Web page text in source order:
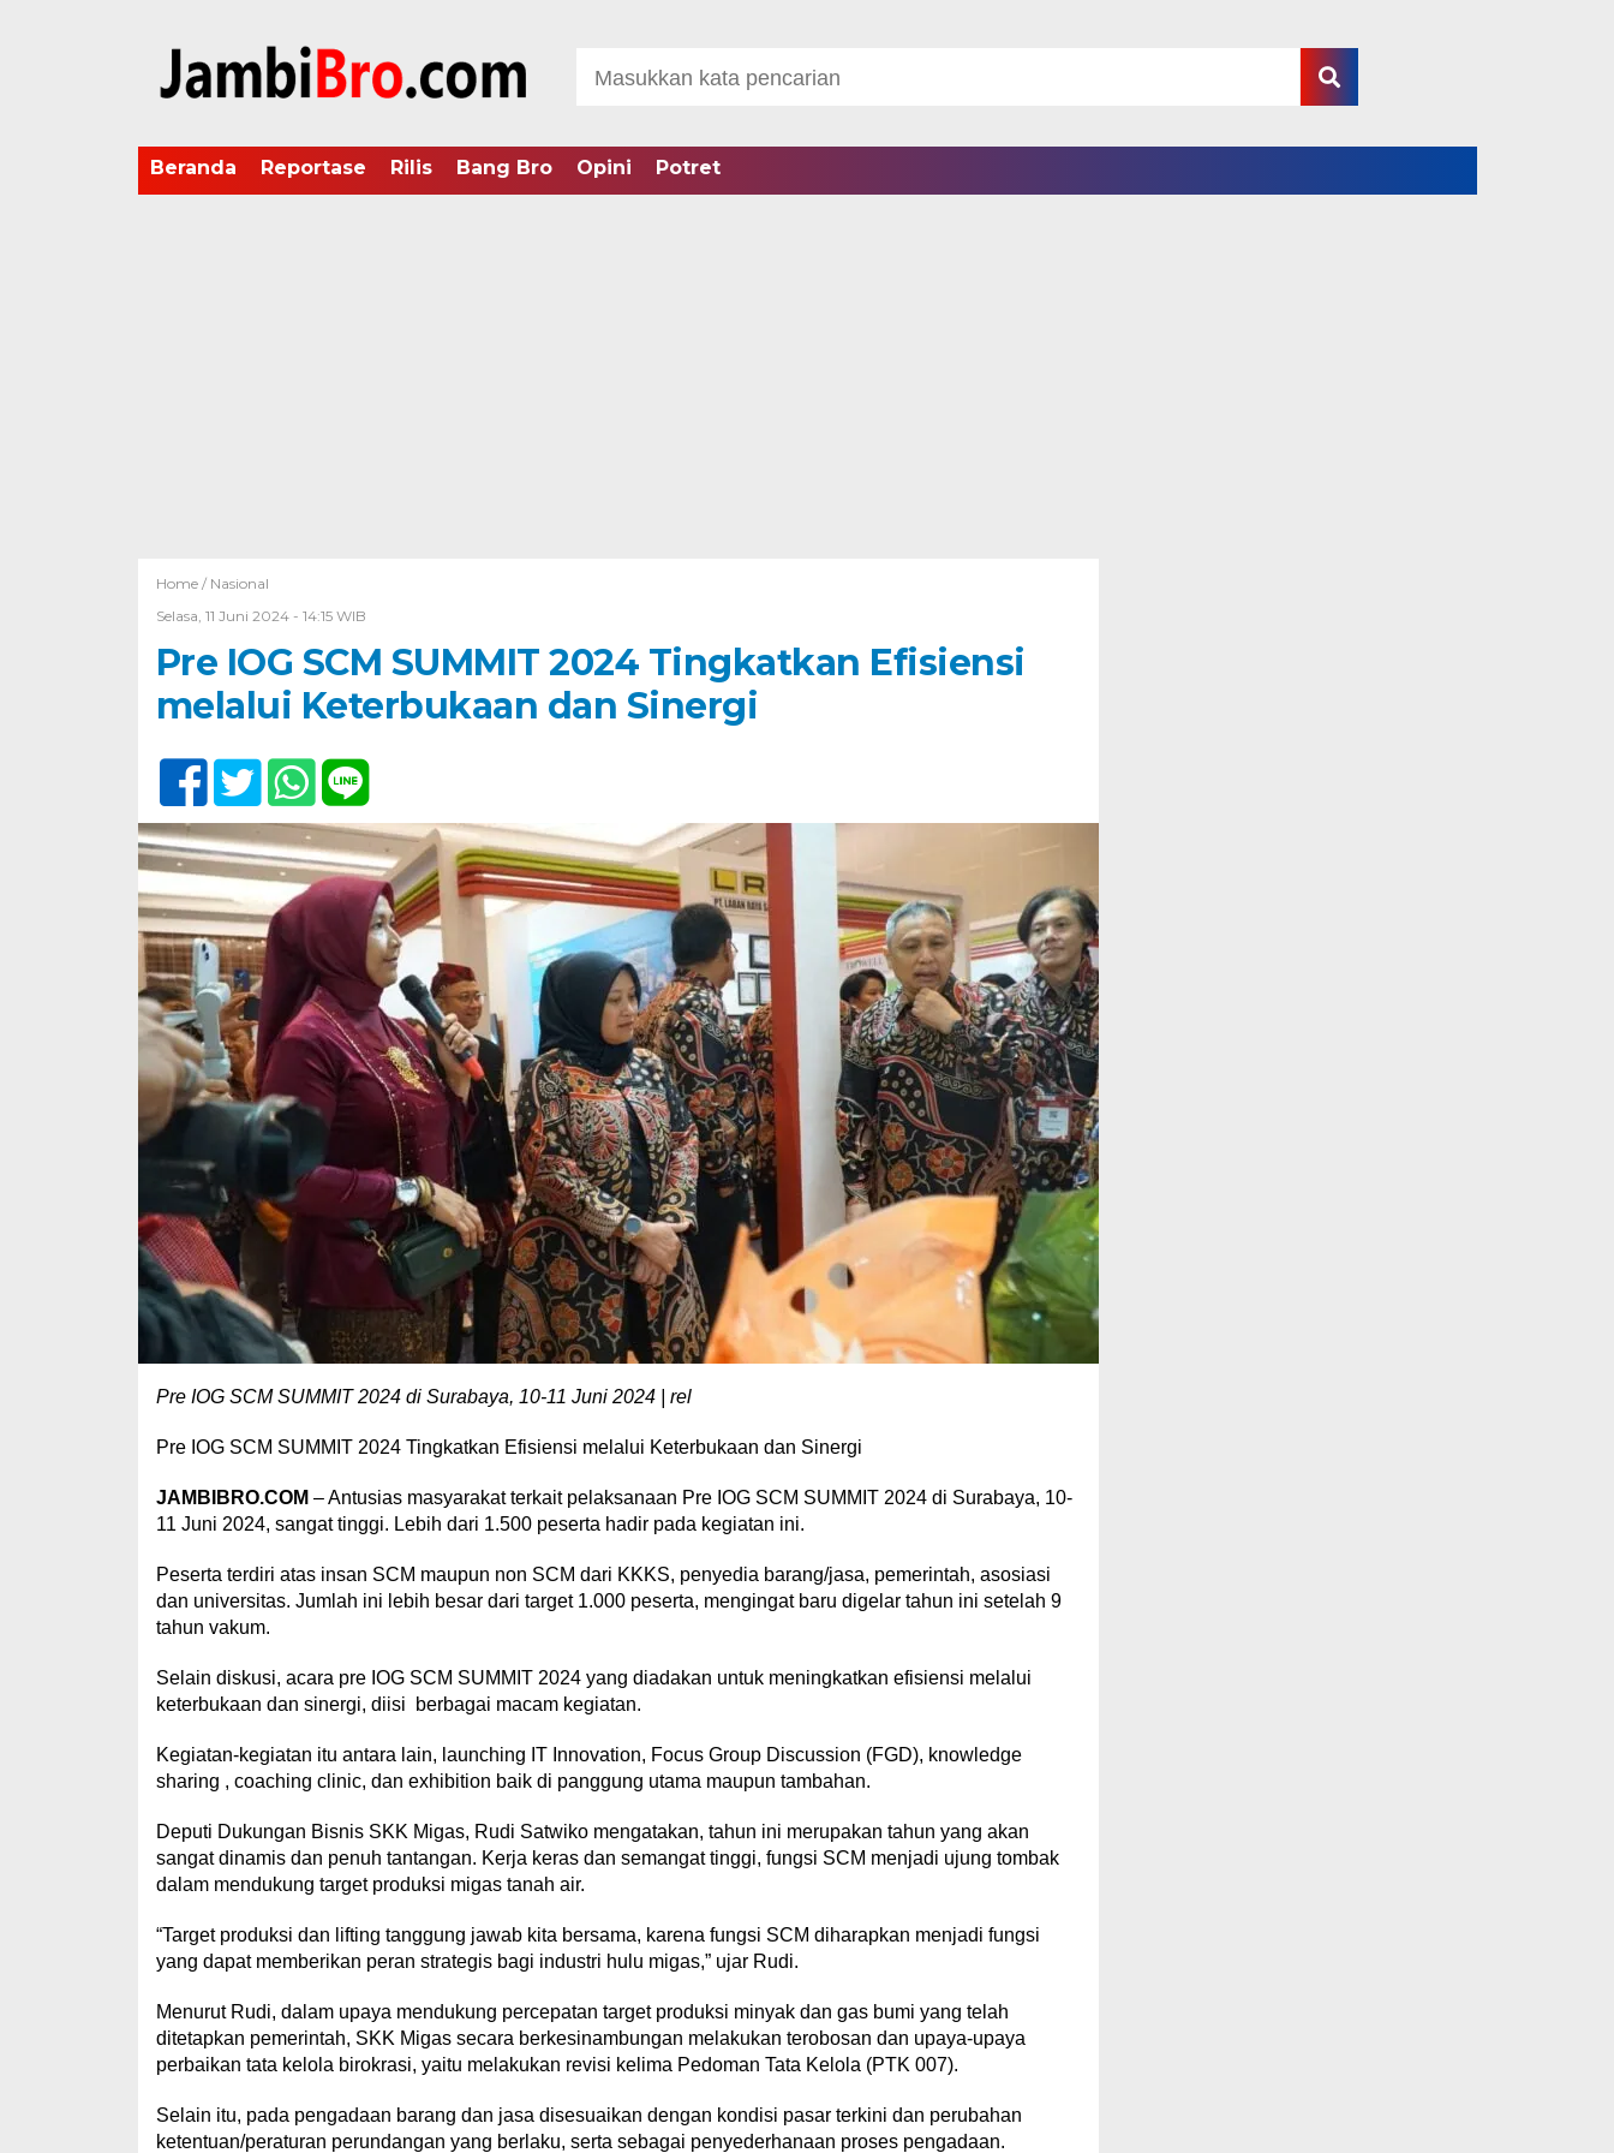
Beranda Reportase Rilis Bang Bro Opini Potret
Home / Nasional
Selasa, 11 Juni 2024 - 14:15 WIB
Pre IOG SCM SUMMIT 2024 Tingkatkan Efisiensi
melalui Keterbukaan dan Sinergi
Pre IOG SCM SUMMIT 2024 di Surabaya, 10-11 Juni 2024 | rel
Pre IOG SCM SUMMIT 2024 Tingkatkan Efisiensi melalui Keterbukaan dan Sinergi
JAMBIBRO.COM – Antusias masyarakat terkait pelaksanaan Pre IOG SCM SUMMIT 2024 di Surabaya, 10-
11 Juni 2024, sangat tinggi. Lebih dari 1.500 peserta hadir pada kegiatan ini.
Peserta terdiri atas insan SCM maupun non SCM dari KKKS, penyedia barang/jasa, pemerintah, asosiasi
dan universitas. Jumlah ini lebih besar dari target 1.000 peserta, mengingat baru digelar tahun ini setelah 9
tahun vakum.
Selain diskusi, acara pre IOG SCM SUMMIT 2024 yang diadakan untuk meningkatkan efisiensi melalui
keterbukaan dan sinergi, diisi berbagai macam kegiatan.
Kegiatan-kegiatan itu antara lain, launching IT Innovation, Focus Group Discussion (FGD), knowledge
sharing , coaching clinic, dan exhibition baik di panggung utama maupun tambahan.
Deputi Dukungan Bisnis SKK Migas, Rudi Satwiko mengatakan, tahun ini merupakan tahun yang akan
sangat dinamis dan penuh tantangan. Kerja keras dan semangat tinggi, fungsi SCM menjadi ujung tombak
dalam mendukung target produksi migas tanah air.
“Target produksi dan lifting tanggung jawab kita bersama, karena fungsi SCM diharapkan menjadi fungsi
yang dapat memberikan peran strategis bagi industri hulu migas,” ujar Rudi.
Menurut Rudi, dalam upaya mendukung percepatan target produksi minyak dan gas bumi yang telah
ditetapkan pemerintah, SKK Migas secara berkesinambungan melakukan terobosan dan upaya-upaya
perbaikan tata kelola birokrasi, yaitu melakukan revisi kelima Pedoman Tata Kelola (PTK 007).
Selain itu, pada pengadaan barang dan jasa disesuaikan dengan kondisi pasar terkini dan perubahan
ketentuan/peraturan perundangan yang berlaku, serta sebagai penyederhanaan proses pengadaan.